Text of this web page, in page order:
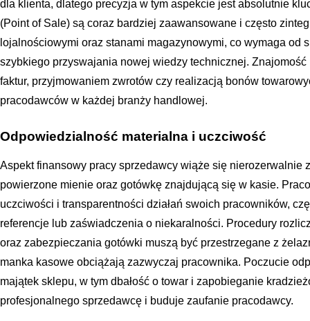
dla klienta, dlatego precyzja w tym aspekcie jest absolutnie
(Point of Sale) są coraz bardziej zaawansowane i często
lojalnościowymi oraz stanami magazynowymi, co wymaga od
szybkiego przyswajania nowej wiedzy technicznej.
faktur, przyjmowaniem zwrotów czy realizacją bonów
pracodawców w każdej branży handlowej.
Odpowiedzialność materialna i uczciwość
Aspekt finansowy pracy sprzedawcy wiąże się nierozerwalnie
powierzone mienie oraz gotówkę znajdującą się w kasie.
uczciwości i transparentności działań swoich pracowników,
referencje lub zaświadczenia o niekaralności. Procedury
oraz zabezpieczania gotówki muszą być przestrzegane z
manka kasowe obciążają zazwyczaj pracownika. Poczucie
majątek sklepu, w tym dbałość o towar i zapobieganie
profesjonalnego sprzedawcę i buduje zaufanie pracodawcy.